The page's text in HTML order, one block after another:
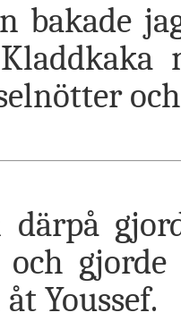
bakade
därpå
och
Youssef.